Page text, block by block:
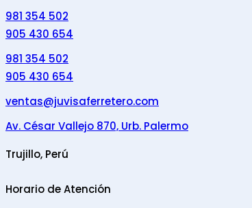
981 354 502
905 430 654
981 354 502
905 430 654
ventas@juvisaferretero.com
Av. César Vallejo 870, Urb. Palermo
Trujillo, Perú
Horario de Atención